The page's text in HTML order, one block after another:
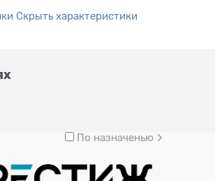
Скрыть характеристики
По назначенью